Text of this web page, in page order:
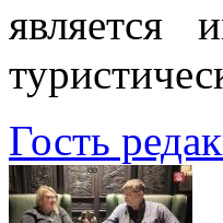
является
Гость